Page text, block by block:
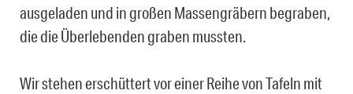
ausgeladen und in großen Massengräbern begraben,
die die Überlebenden graben mussten.
Wir stehen erschüttert vor einer Reihe von Tafeln mit